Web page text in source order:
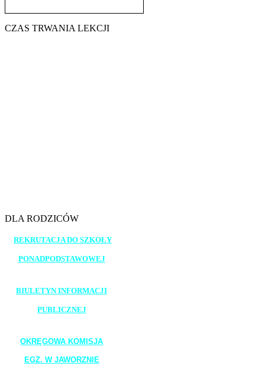
CZAS TRWANIA LEKCJI
DLA RODZICÓW
REKRUTACJA DO SZKOŁY
PONADPODSTAWOWEJ
BIULETYN INFORMACJI
PUBLICZNEJ
OKRĘGOWA KOMISJA
EGZ. W JAWORZNIE